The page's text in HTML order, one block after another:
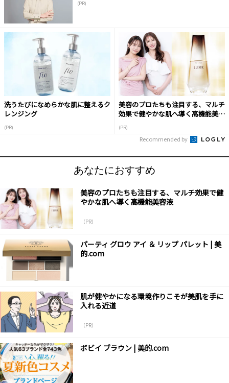
(PR)
洗うたびになめらかな肌に整えるク
レンジング
(PR)
美容のプロたちも注目する、マルチ
効果で健やかな肌へ導く高機能美容
(PR)
Recommended by
あなたにおすすめ
美容のプロたちも注目する、マルチ効果で健
やかな肌へ導く高機能美容液
（PR）
パーティ グロウ アイ ＆ リップ パレット | 美
的.com
肌が健やかになる環境作りこそが美肌を手に
入れる近道
（PR）
ボビイ ブラウン | 美的.com